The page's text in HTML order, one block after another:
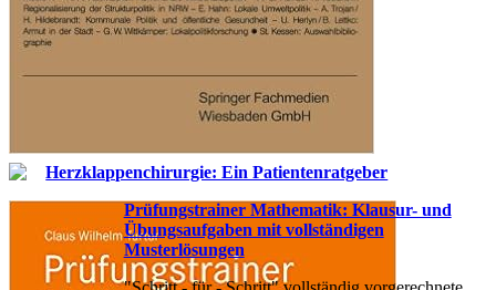
Herzklappenchirurgie: Ein Patientenratgeber
Prüfungstrainer Mathematik: Klausur- und
Übungsaufgaben mit vollständigen
Musterlösungen